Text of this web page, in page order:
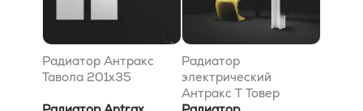
Радиатор Антракс
Тавола 201x35
Радиатор
электрический
Антракс T Товер